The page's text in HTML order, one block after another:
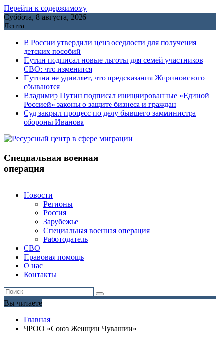
Перейти к содержимому
Суббота, 8 августа, 2026
Лента
В России утвердили ценз оседлости для получения
детских пособий
Путин подписал новые льготы для семей участников
СВО: что изменится
Путина не удивляет, что предсказания Жириновского
сбываются
Владимир Путин подписал инициированные «Единой
Россией» законы о защите бизнеса и граждан
Cуд закрыл процесс по делу бывшего замминистра
обороны Иванова
Специальная военная
операция
Новости
Регионы
Россия
Зарубежье
Специальная военная операция
Работодатель
СВО
Правовая помощь
О нас
Контакты
Вы читаете
Главная
ЧРОО «Союз Женщин Чувашии»